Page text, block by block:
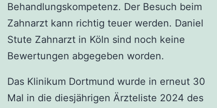
Behandlungskompetenz. Der Besuch beim
Zahnarzt kann richtig teuer werden. Daniel
Stute Zahnarzt in Köln sind noch keine
Bewertungen abgegeben worden.
Das Klinikum Dortmund wurde in erneut 30
Mal in die diesjährigen Ärzteliste 2024 des